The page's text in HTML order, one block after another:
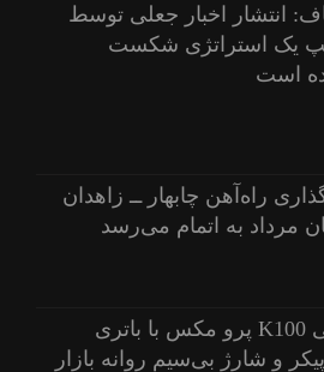
انتشار اخبار جعلی توسط
یک استراتژی شکست
است
راه‌آهن چابهار ــ زاهدان
مرداد به اتمام می‌رسد
ردمی K100 پرو مکس با باتری
و شارژ بی‌سیم روانه بازار